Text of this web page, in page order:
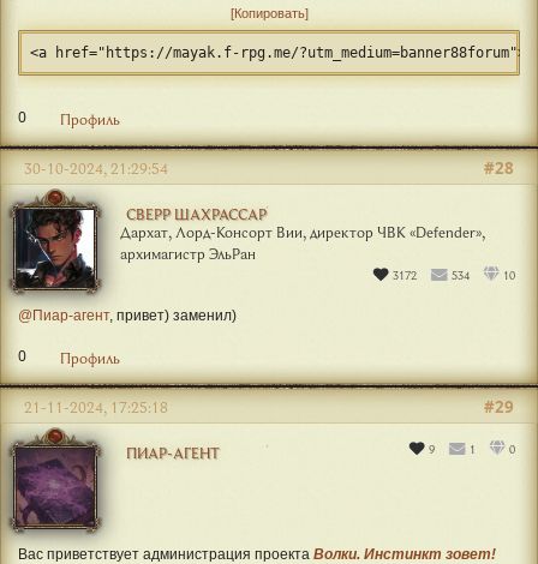
Копировать
<a href="https://mayak.f-rpg.me/
0 Профиль
СВЕРР ШАХРАССАР
Дархат, Лорд-Консорт Вии, директор ЧВК «Defender»,
архимагистр ЭльРан
3172 534 10
#28
30-10-2024, 21:29:54
@Пиар-агент, привет) заменил)
0 Профиль
ПИАР-АГЕНТ 9 1 0
#29
21-11-2024, 17:25:18
Вас приветствует администрация проекта Волки. Инстинкт зовет!